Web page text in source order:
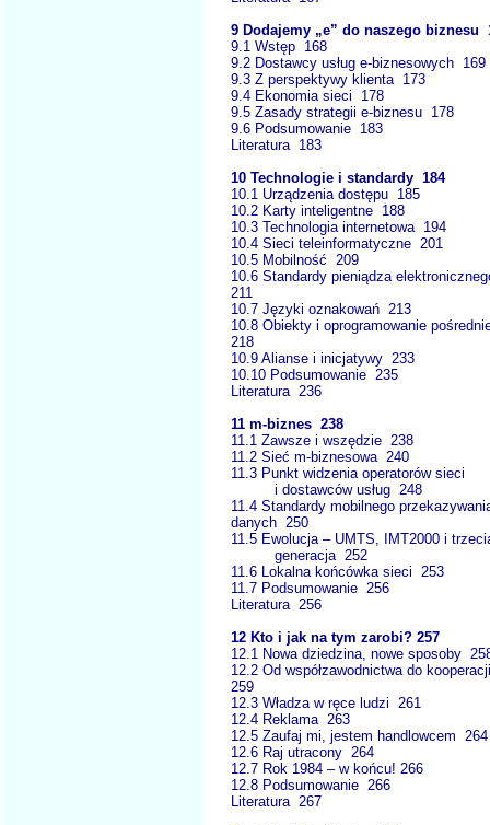
9 Dodajemy „e” do naszego biznesu
9.1 Wstęp 168
9.2 Dostawcy usług e-biznesowych 169
9.3 Z perspektywy klienta 173
9.4 Ekonomia sieci 178
9.5 Zasady strategii e-biznesu 178
9.6 Podsumowanie 183
Literatura 183
10 Technologie i standardy 184
10.1 Urządzenia dostępu 185
10.2 Karty inteligentne 188
10.3 Technologia internetowa 194
10.4 Sieci teleinformatyczne 201
10.5 Mobilność 209
10.6 Standardy pieniądza
211
10.7 Języki oznakowań 213
10.8 Obiekty i oprogramowanie
218
10.9 Alianse i inicjatywy 233
10.10 Podsumowanie 235
Literatura 236
11 m-biznes 238
11.1 Zawsze i wszędzie 238
11.2 Sieć m-biznesowa 240
11.3 Punkt widzenia operatorów sieci
i dostawców usług 248
11.4 Standardy mobilnego
danych 250
11.5 Ewolucja – UMTS, IMT2000 i
generacja 252
11.6 Lokalna końcówka sieci 253
11.7 Podsumowanie 256
Literatura 256
12 Kto i jak na tym zarobi? 257
12.1 Nowa dziedzina, nowe sposoby
12.2 Od współzawodnictwa do
259
12.3 Władza w ręce ludzi 261
12.4 Reklama 263
12.5 Zaufaj mi, jestem handlowcem 264
12.6 Raj utracony 264
12.7 Rok 1984 – w końcu! 266
12.8 Podsumowanie 266
Literatura 267